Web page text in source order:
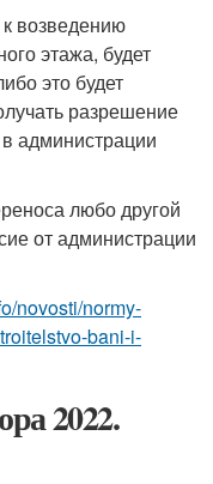
возведению
этажа, будет
это будет
разрешение
администрации
любо другой
от администрации
novosti/normy-
bani-i-
2022.